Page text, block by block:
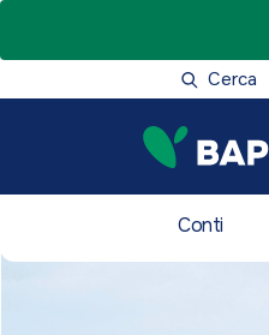
Cerca
Conti